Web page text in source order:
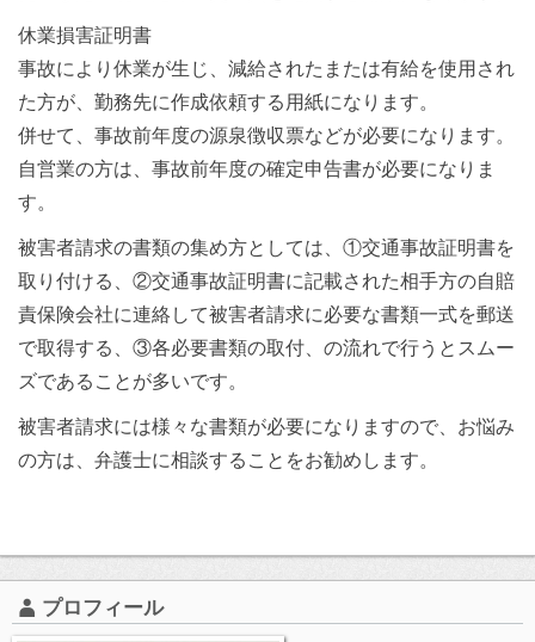
休業損害証明書
事故により休業が生じ、減給されたまたは有給を使用され
た方が、勤務先に作成依頼する用紙になります。
併せて、事故前年度の源泉徴収票などが必要になります。
自営業の方は、事故前年度の確定申告書が必要になりま
す。
被害者請求の書類の集め方としては、①交通事故証明書を
取り付ける、②交通事故証明書に記載された相手方の自賠
責保険会社に連絡して被害者請求に必要な書類一式を郵送
で取得する、③各必要書類の取付、の流れで行うとスムー
ズであることが多いです。
被害者請求には様々な書類が必要になりますので、お悩み
の方は、弁護士に相談することをお勧めします。
プロフィール